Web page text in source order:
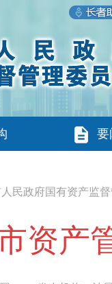
要
民政府国有资产监
资产